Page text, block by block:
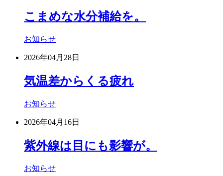
こまめな水分補給を。
お知らせ
2026年04月28日
気温差からくる疲れ
お知らせ
2026年04月16日
紫外線は目にも影響が。
お知らせ